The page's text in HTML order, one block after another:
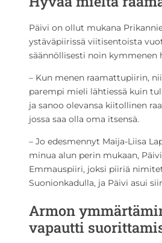
Päivi on ollut mukana
ystäväpiirissä viitisentoista
säännöllisesti noin kymmenen
– Kun menen raamattupiirin,
parempi mieli lähtiessä kuin
ja sanoo olevansa kiitollinen
jossa saa olla oma itsensä.
– Jo edesmennyt Maija-Liisa
minua alun perin mukaan,
Emmauspiiri, joksi piiriä
Suonionkadulla, ja Päivi asui
Armon
vapautti